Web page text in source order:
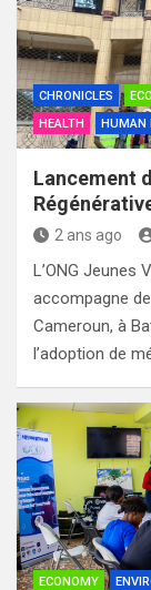
CHRONICLES
HEALTH
HUMAN
Lancement
2 ans ago
L’ONG Jeunes
accompagne
Cameroun, à
l’adoption de
ECONOMY